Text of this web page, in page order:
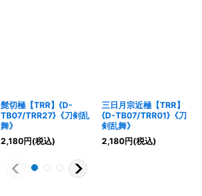
髭切極【TRR】{D-
TB07/TRR27}《刀剣乱
舞》
2,180円(税込)
三日月宗近極【TRR】
{D-TB07/TRR01}《刀
剣乱舞》
2,180円(税込)